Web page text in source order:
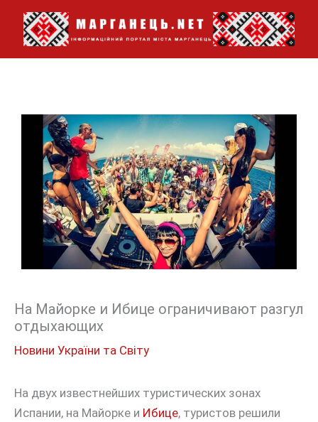
Перейти
вмісту
На Майорке и Ибице ограничивают разгул
отдыхающих
Новини України та Світу
На двух известнейших туристических зонах
Испании, на Майорке и Ибице, туристов решили